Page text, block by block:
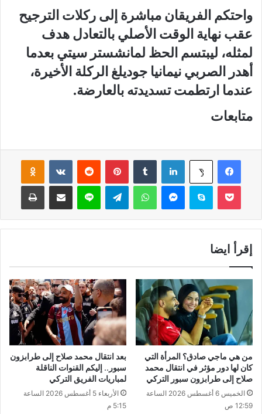
واحتكم الفريقان مباشرة إلى ركلات الترجيح
عقب نهاية الوقت الأصلي بالتعادل هدف
لمثله، ليبتسم الحظ لمانشستر سيتي بعدما
أهدر الصربي نيمانيا جوديلغ الركلة الأخيرة،
عندما ارتطمت تسديدته بالعارضة.
متابعات
فيسبوك ‫X لينكدإن بينتيريست
سكايب واتساب لاين
إقرأ ايضا
من هي ماجي صادق؟ المرأة التي
كان لها دور مؤثر في انتقال محمد
صلاح إلى طرابزون سبور التركي
الخميس 6 أغسطس 2026 الساعة
12:59 ص
بعد انتقال محمد صلاح إلى طرابزون
سبور.. إليكم القنوات الناقلة
لمباريات الفريق التركي
الأربعاء 5 أغسطس 2026 الساعة
5:15 م